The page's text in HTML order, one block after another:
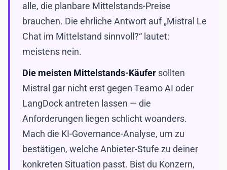
alle, die planbare Mittelstands-Preise
brauchen. Die ehrliche Antwort auf „Mistral Le
Chat im Mittelstand sinnvoll?“ lautet:
meistens nein.
Die meisten Mittelstands-Käufer sollten
Mistral gar nicht erst gegen Teamo AI oder
LangDock antreten lassen — die
Anforderungen liegen schlicht woanders.
Mach die KI-Governance-Analyse, um zu
bestätigen, welche Anbieter-Stufe zu deiner
konkreten Situation passt. Bist du Konzern,